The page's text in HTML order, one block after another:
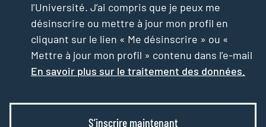
l’Université. J’ai compris que je peux me
désinscrire ou mettre à jour mon profil en
cliquant sur le lien « Me désinscrire » ou «
Mettre à jour mon profil » contenu dans l’e-mail
En savoir plus sur le traitement des données.
S’inscrire maintenant